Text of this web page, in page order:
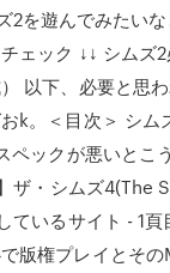
2を遊んでみたい
ェック ↓↓ シムズ
以下、必要と思
k。＜目次＞ シム
ペックが悪いとこ
ザ・シムズ4(The
ているサイト - 1頁
版権プレイとその